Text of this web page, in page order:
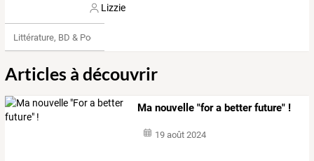
Lizzie
Littérature, BD & Poésie
Articles à découvrir
Ma nouvelle "for a better future" !
19 août 2024